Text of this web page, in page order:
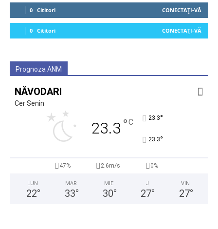
0 Cititori CONECTAȚI-VĂ
0 Cititori CONECTAȚI-VĂ
Prognoza ANM
NĂVODARI
Cer Senin
23.3 °C 23.3°
23.3°
47% 2.6m/s 0%
LUN
22°
MAR
33°
MIE
30°
J
27°
VIN
27°